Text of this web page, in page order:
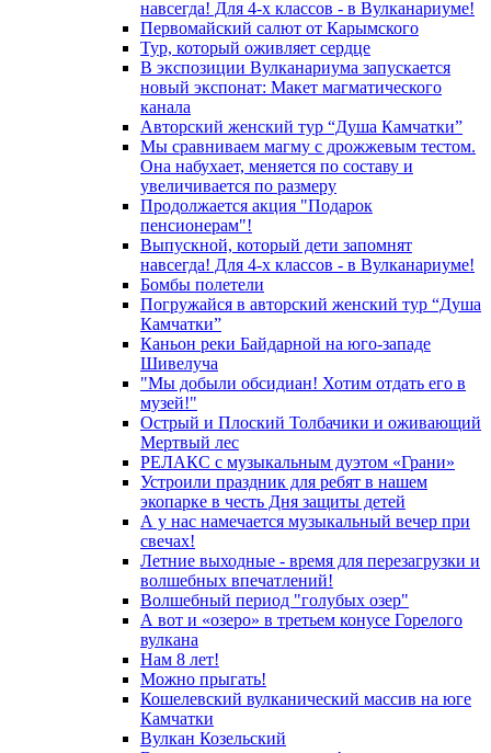
навсегда! Для 4-х классов - в Вулканариуме!
Первомайский салют от Карымского
Тур, который оживляет сердце
В экспозиции Вулканариума запускается
новый экспонат: Макет магматического
канала
Авторский женский тур “Душа Камчатки”
Мы сравниваем магму с дрожжевым тестом.
Она набухает, меняется по составу и
увеличивается по размеру
Продолжается акция "Подарок
пенсионерам"!
Выпускной, который дети запомнят
навсегда! Для 4-х классов - в Вулканариуме!
Бомбы полетели
Погружайся в авторский женский тур “Душа
Камчатки”
Каньон реки Байдарной на юго-западе
Шивелуча
"Мы добыли обсидиан! Хотим отдать его в
музей!"
Острый и Плоский Толбачики и оживающий
Мертвый лес
РЕЛАКС с музыкальным дуэтом «Грани»
Устроили праздник для ребят в нашем
экопарке в честь Дня защиты детей
А у нас намечается музыкальный вечер при
свечах!
Летние выходные - время для перезагрузки и
волшебных впечатлений!
Волшебный период "голубых озер"
А вот и «озеро» в третьем конусе Горелого
вулкана
Нам 8 лет!
Можно прыгать!
Кошелевский вулканический массив на юге
Камчатки
Вулкан Козельский